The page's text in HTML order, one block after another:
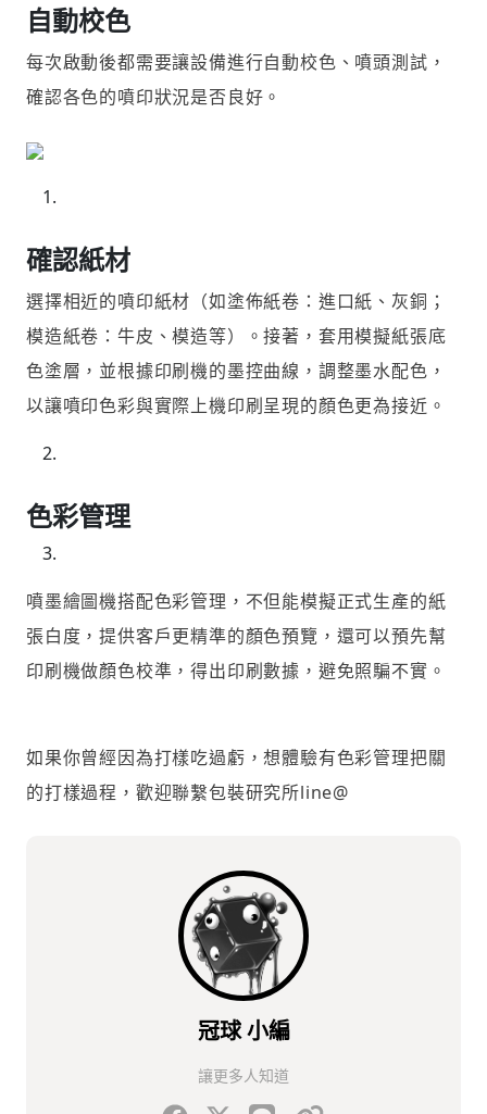
自動校色
每次啟動後都需要讓設備進行自動校色、噴頭測試，
確認各色的噴印狀況是否良好。
確認紙材
選擇相近的噴印紙材（如塗佈紙卷：進口紙、灰銅；
模造紙卷：牛皮、模造等）。接著，套用模擬紙張底
色塗層，並根據印刷機的墨控曲線，調整墨水配色，
以讓噴印色彩與實際上機印刷呈現的顏色更為接近。
色彩管理
噴墨繪圖機搭配色彩管理，不但能模擬正式生產的紙
張白度，提供客戶更精準的顏色預覽，還可以預先幫
印刷機做顏色校準，得出印刷數據，避免照騙不實。
如果你曾經因為打樣吃過虧，想體驗有色彩管理把關
的打樣過程，歡迎聯繫包裝研究所line@
冠球 小編
讓更多人知道